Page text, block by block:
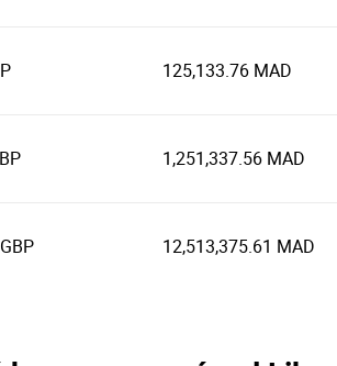
125,133.76 MAD
1,251,337.56 MAD
12,513,375.61 MAD